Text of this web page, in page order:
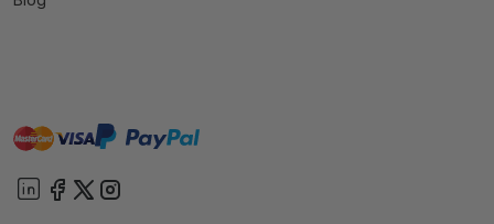
mastervisa paypal